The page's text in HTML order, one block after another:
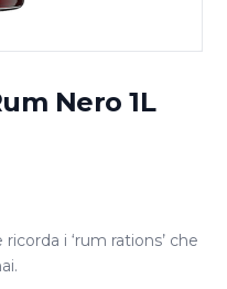
Nero 1L
i ‘rum rations’ che